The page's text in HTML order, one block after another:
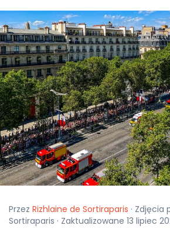
Przez Rizhlaine de Sortiraparis · Zdjęcia
Sortiraparis · Zaktualizowane 13 lipiec